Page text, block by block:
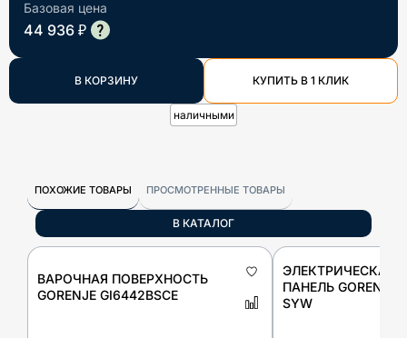
Базовая цена
44 936 ₽
В КОРЗИНУ КУПИТЬ В 1 КЛИК
наличными
ПОХОЖИЕ ТОВАРЫ ПРОСМОТРЕННЫЕ ТОВАРЫ
В КАТАЛОГ
ВАРОЧНАЯ ПОВЕРХНОСТЬ
GORENJE GI6442BSCE
ЭЛЕКТРИЧЕСКАЯ
ПАНЕЛЬ GORENJE
SYW